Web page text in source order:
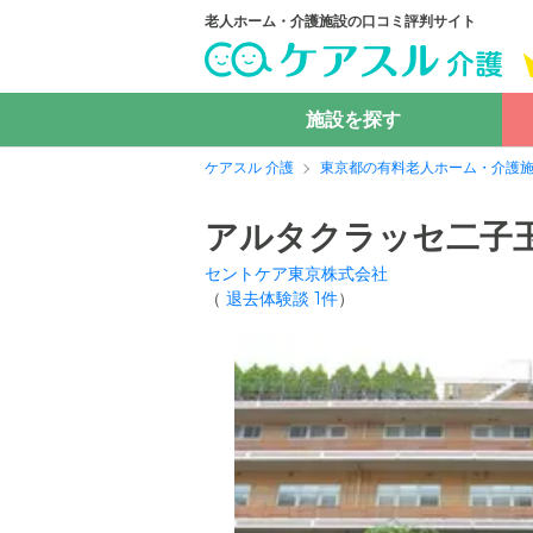
老人ホーム・介護施設の口コミ評判サイト
施設を探す
ケアスル 介護 東京都の有料老人ホーム・介護
アルタクラッセ二子
セントケア東京株式会社
（ 退去体験談 1件）